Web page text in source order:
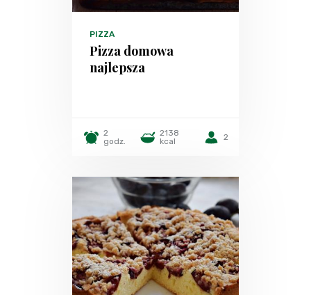
PIZZA
Pizza domowa
najlepsza
2
godz.
2138
kcal
2